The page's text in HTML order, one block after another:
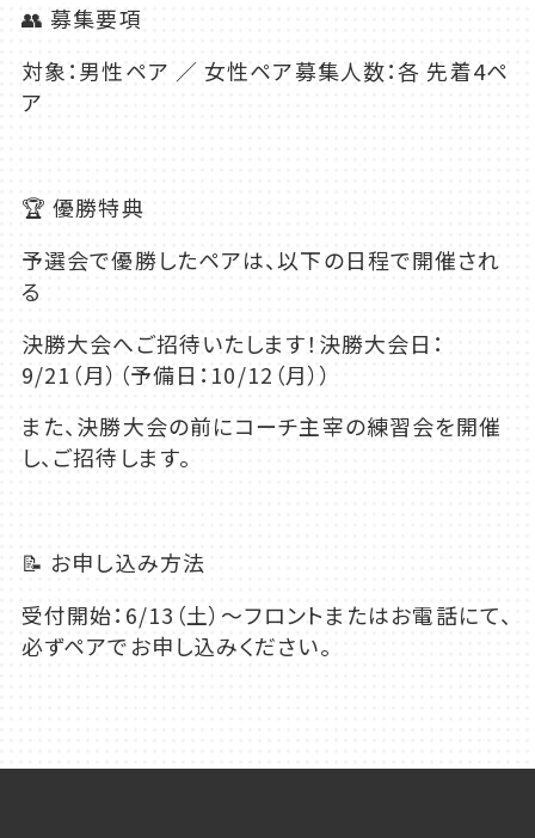
👥 募集要項
対象：男性ペア ／ 女性ペア募集人数：各 先着4ペ
ア
🏆 優勝特典
予選会で優勝したペアは、以下の日程で開催され
る
決勝大会へご招待いたします！決勝大会日：
9/21 （月）（予備日： 10/12 （月））
また、決勝大会の前にコーチ主宰の練習会を開催
し、ご招待します。
📝 お申し込み方法
受付開始： 6/13 （土）〜フロントまたはお電話にて、
必ずペアでお申し込みください。